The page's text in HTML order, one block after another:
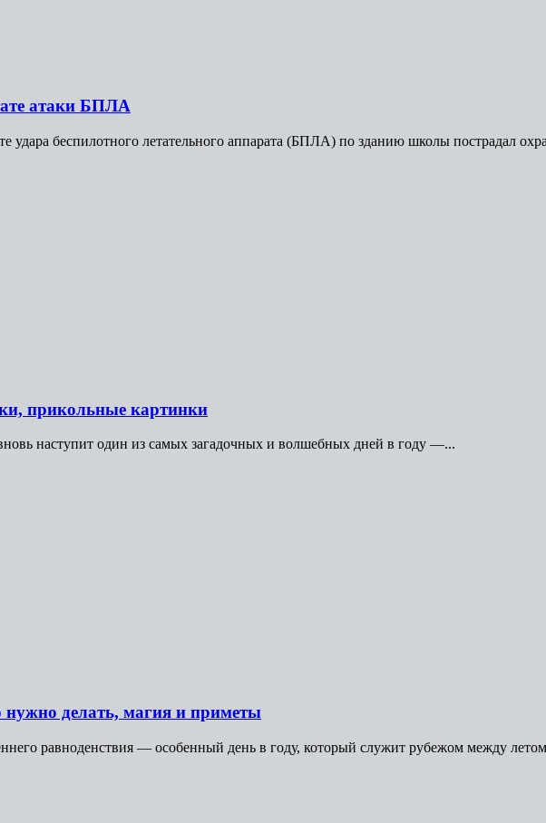
атаки БПЛА
беспилотного летательного аппарата (БПЛА) по зданию школы пострадал
прикольные картинки
наступит один из самых загадочных и волшебных дней в году —...
нужно делать, магия и приметы
равноденствия — особенный день в году, который служит рубежом между